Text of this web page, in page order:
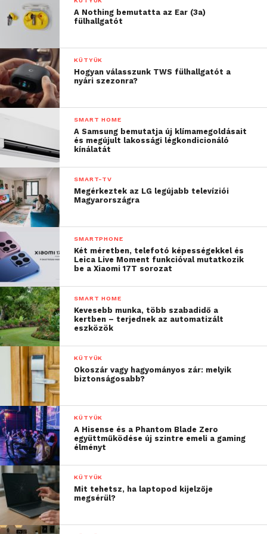
A hátlap leszedhető, belső gumiszigeteléssel
oldották meg a vízhatlanságot, ez és az egymás
mellett szorosan elhelyezkedő fülek bepattintása
biztosítja a jó záródást. A négy sarokban látható
„szegecsek” díszként szolgálnak, egyéb funkciójuk
nincs. A hátoldal mintázata megegyezik az előlapival,
de szerencsére nem lakkozott. Bal alul a hangszóró,
felől középen a gyártó logoja, a pulzusmérő, LED
segédfény és a kamera foglalja el pozícióját. A hátsó
fedél lehámozása után férünk hozzá a kivehető 2800
mAh-s akkumulátorhoz illetve a microSD és
microSIM foglalathoz. Üzemidő tekintetében
elmondható, hogy az 1 nap garantálható, de 1,5 nap is
kihozható az eszközből.
A Nothing bemutatta az Ear (3a)
fülhallgatót
KÜTYÜK
Hogyan válasszunk TWS fülhallgatót a
nyári szezonra?
SMART HOME
A Samsung bemutatja új klímamegoldásait
és megújult lakossági légkondicionáló
kínálatát
SMART-TV
Megérkeztek az LG legújabb televíziói
Magyarországra
SMARTPHONE
Két méretben, telefotó képességekkel és
Leica Live Moment funkcióval mutatkozik
be a Xiaomi 17T sorozat
SMART HOME
Kevesebb munka, több szabadidő a
kertben – terjednek az automatizált
eszközök
KÜTYÜK
Okoszár vagy hagyományos zár: melyik
biztonságosabb?
KÜTYÜK
A Hisense és a Phantom Blade Zero
együttműködése új szintre emeli a gaming
élményt
KÜTYÜK
Mit tehetsz, ha laptopod kijelzője
megsérül?